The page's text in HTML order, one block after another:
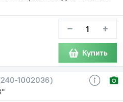
− +
Купить
1002036)